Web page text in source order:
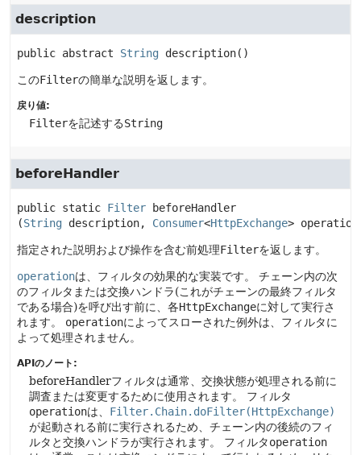
description
public abstract String description()
このFilterの簡単な説明を返します。
戻り値:
Filterを記述するString
beforeHandler
public static Filter
beforeHandler
(String description, Consumer<HttpExchange>
指定された説明および操作を含む前処理Filterを返します。
operationは、フィルタの効果的な実装です。
チェーン内の次
のフィルタまたは交換ハンドラ(これがチェーンの最終フィルタ
である場合)を呼び出す前に、各HttpExchangeに対して実行さ
れます。
operationによってスローされた例外は、フィルタに
よって処理されません。
APIのノート:
beforeHandlerフィルタは通常、交換状態が処理される前に
調査または変更するために使用されます。
フィルタ
operationは、 Filter.Chain.doFilter(HttpExchange)
が起動される前に実行されるため、チェーン内の後続のフィ
ルタと交換ハンドラが実行されます。
フィルタoperation